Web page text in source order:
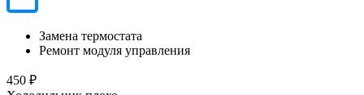
Замена термостата
Ремонт модуля управления
450 ₽